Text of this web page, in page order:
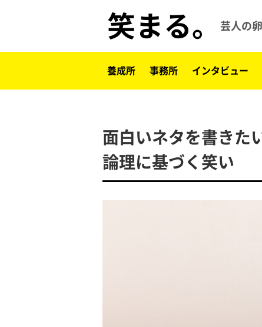
笑まる。 芸人の
養成所 事務所 インタビュー
面白いネタを書きた
論理に基づく笑い